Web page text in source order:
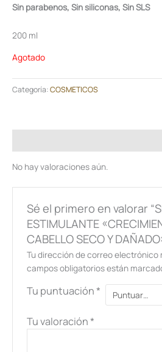
Sin parabenos, Sin siliconas, Sin SLS
200 ml
Agotado
Categoría:COSMETICOS
No hay valoraciones aún.
Sé el primero en valorar
ESTIMULANTE
CABELLO SECO Y
Tu dirección de correo electrónico
campos obligatorios están
Tu puntuación*
Tu valoración*